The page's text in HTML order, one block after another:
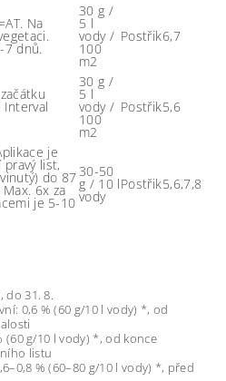
Na
7 dnů.
30 g /
5 l
vody /
100
m2
Postřik6,7
Interval
30 g /
5 l
vody /
100
m2
Postřik5,6
je
pravý list,
do 87
6x za
je 5-10
30-50
g / 10 l
vody
Postřik5,6,7,8
do 31. 8.
0,6 % (60 g/10 l vody) *, od
(60 g/10 l vody) *, od konce
listu
% (60–80 g/10 l vody) *, před